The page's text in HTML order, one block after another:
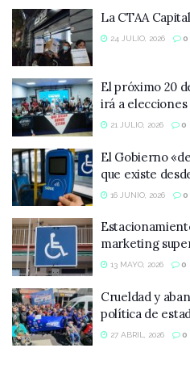
La CTAA
24 JULIO, 2026 0
El próximo 20
irá a
21 JULIO, 2026 0
El Gobierno
que existe
16 JUNIO, 2026 0
marketing
13 MAYO, 2026 0
Crueldad y
política de
27 ABRIL, 2026 0